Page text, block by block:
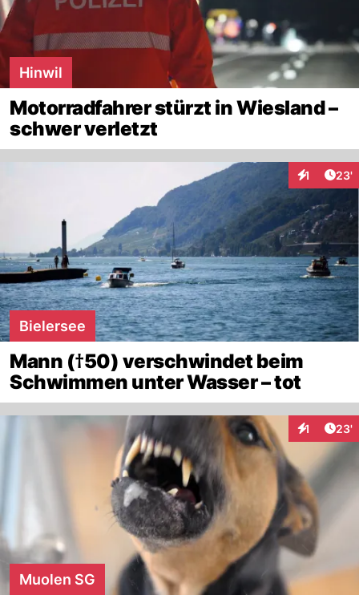
Hinwil
Motorradfahrer stürzt in Wiesland –
schwer verletzt
1 23'
Bielersee
Mann (†50) verschwindet beim
Schwimmen unter Wasser – tot
1 23'
Muolen SG